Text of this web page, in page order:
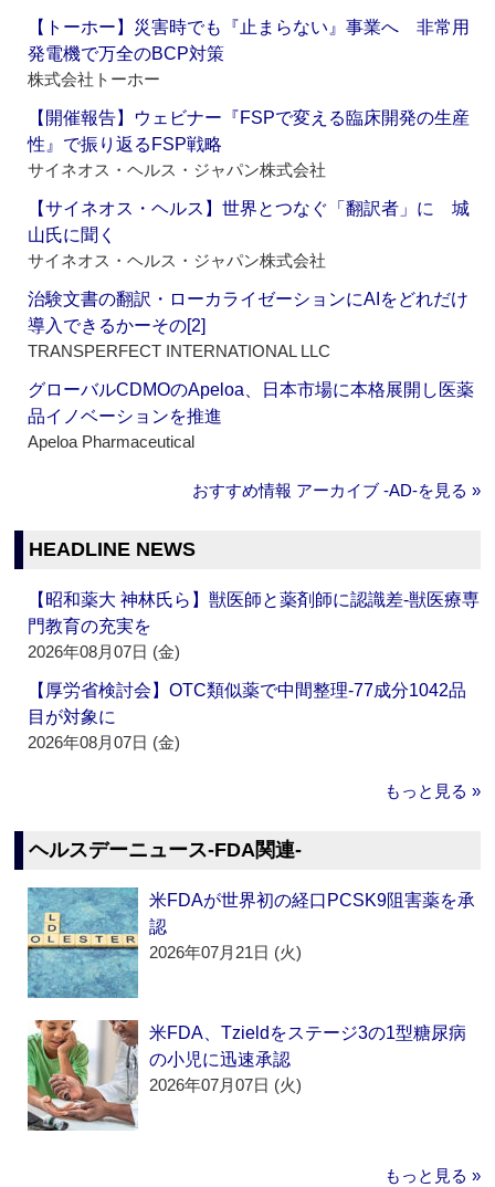
【トーホー】災害時でも『止まらない』事業へ 非常用
発電機で万全のBCP対策
株式会社トーホー
【開催報告】ウェビナー『FSPで変える臨床開発の生産
性』で振り返るFSP戦略
サイネオス・ヘルス・ジャパン株式会社
【サイネオス・ヘルス】世界とつなぐ「翻訳者」に 城
山氏に聞く
サイネオス・ヘルス・ジャパン株式会社
治験文書の翻訳・ローカライゼーションにAIをどれだけ
導入できるかーその[2]
TRANSPERFECT INTERNATIONAL LLC
グローバルCDMOのApeloa、日本市場に本格展開し医薬
品イノベーションを推進
Apeloa Pharmaceutical
おすすめ情報 アーカイブ ‐AD‐を見る »
HEADLINE NEWS
【昭和薬大 神林氏ら】獣医師と薬剤師に認識差‐獣医療専
門教育の充実を
2026年08月07日 (金)
【厚労省検討会】OTC類似薬で中間整理‐77成分1042品
目が対象に
2026年08月07日 (金)
もっと見る »
ヘルスデーニュース‐FDA関連‐
米FDAが世界初の経口PCSK9阻害薬を承
認
2026年07月21日 (火)
米FDA、Tzieldをステージ3の1型糖尿病
の小児に迅速承認
2026年07月07日 (火)
もっと見る »